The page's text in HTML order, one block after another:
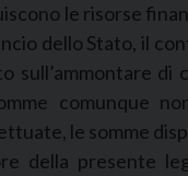
le risorse
dello Stato, il
sull’ammontare di
comunque
le somme
della presente